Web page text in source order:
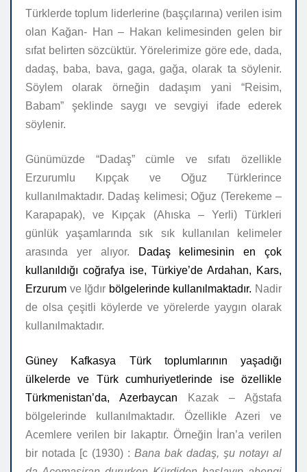
Türklerde toplum liderlerine (başçılarına) verilen isim
olan Kağan- Han – Hakan kelimesinden gelen bir
sıfat belirten sözcüktür. Yörelerimize göre ede, dada,
dadaş, baba, bava, gaga, gağa, olarak ta söylenir.
Söylem olarak örneğin dadaşım yani “Reisim,
Babam” şeklinde saygı ve sevgiyi ifade ederek
söylenir.
Günümüzde “Dadaş” cümle ve sıfatı özellikle
Erzurumlu Kıpçak ve Oğuz Türklerince
kullanılmaktadır. Dadaş kelimesi; Oğuz (Terekeme –
Karapapak), ve Kıpçak (Ahıska – Yerli) Türkleri
günlük yaşamlarında sık sık kullanılan kelimeler
arasında yer alıyor.
Dadaş kelimesinin en çok
kullanıldığı coğrafya ise, Türkiye’de Ardahan, Kars,
Erzurum ve Iğdır bölgelerinde kullanılmaktadır. Nadir
de olsa çeşitli köylerde ve yörelerde yaygın olarak
kullanılmaktadır.
Güney Kafkasya Türk toplumlarının yaşadığı
ülkelerde ve Türk cumhuriyetlerinde ise özellikle
Türkmenistan’da, Azerbaycan
Kazak – Ağstafa
bölgelerinde kullanılmaktadır.
Özellikle Azeri ve
Acemlere verilen bir lakaptır. Örneğin İran’a verilen
bir notada [c (1930) : Bana bak dadaş, şu notayı al